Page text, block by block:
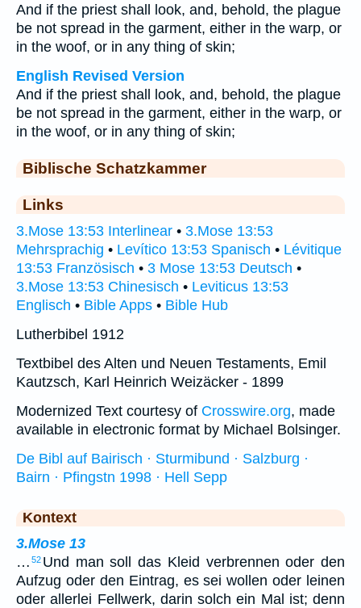
And if the priest shall look, and, behold, the plague
be not spread in the garment, either in the warp, or
in the woof, or in any thing of skin;
English Revised Version
And if the priest shall look, and, behold, the plague
be not spread in the garment, either in the warp, or
in the woof, or in any thing of skin;
Biblische Schatzkammer
Links
3.Mose 13:53 Interlinear • 3.Mose 13:53
Mehrsprachig • Levítico 13:53 Spanisch • Lévitique
13:53 Französisch • 3 Mose 13:53 Deutsch •
3.Mose 13:53 Chinesisch • Leviticus 13:53
Englisch • Bible Apps • Bible Hub
Lutherbibel 1912
Textbibel des Alten und Neuen Testaments, Emil
Kautzsch, Karl Heinrich Weizäcker - 1899
Modernized Text courtesy of Crosswire.org, made
available in electronic format by Michael Bolsinger.
De Bibl auf Bairisch · Sturmibund · Salzburg ·
Bairn · Pfingstn 1998 · Hell Sepp
Kontext
3.Mose 13
… 52 Und man soll das Kleid verbrennen oder den
Aufzug oder den Eintrag, es sei wollen oder leinen
oder allerlei Fellwerk, darin solch ein Mal ist; denn